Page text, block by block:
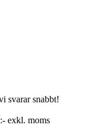
svarar snabbt!
exkl. moms